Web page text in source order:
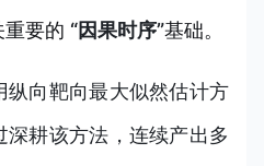
要的 “因果时序”基础。
纵向靶向最大似然估计方
深耕该方法，连续产出多